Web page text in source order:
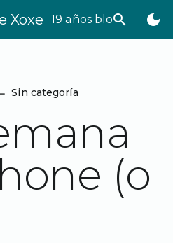
Xoxe 19 años bloggeando
search dark_mode
Sin categoría
(o